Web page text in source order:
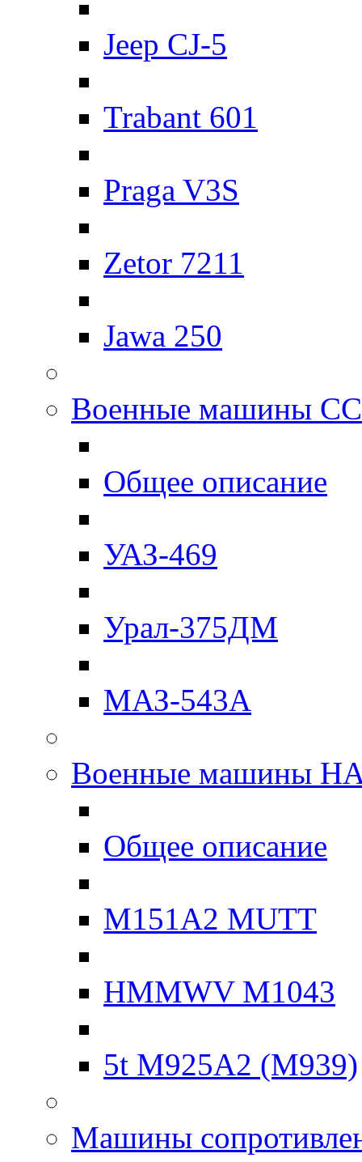
Jeep CJ-5
Trabant 601
Praga V3S
Zetor 7211
Jawa 250
Военные машины
Общее описание
УАЗ-469
Урал-375ДМ
МАЗ-543А
Военные машины
Общее описание
M151A2 MUTT
HMMWV M1043
5t M925A2 (M939)
Машины